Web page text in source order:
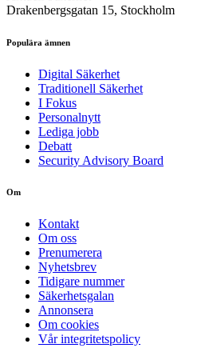
Drakenbergsgatan 15, Stockholm
Populära ämnen
Digital Säkerhet
Traditionell Säkerhet
I Fokus
Personalnytt
Lediga jobb
Debatt
Security Advisory Board
Om
Kontakt
Om oss
Prenumerera
Nyhetsbrev
Tidigare nummer
Säkerhetsgalan
Annonsera
Om cookies
Vår integritetspolicy